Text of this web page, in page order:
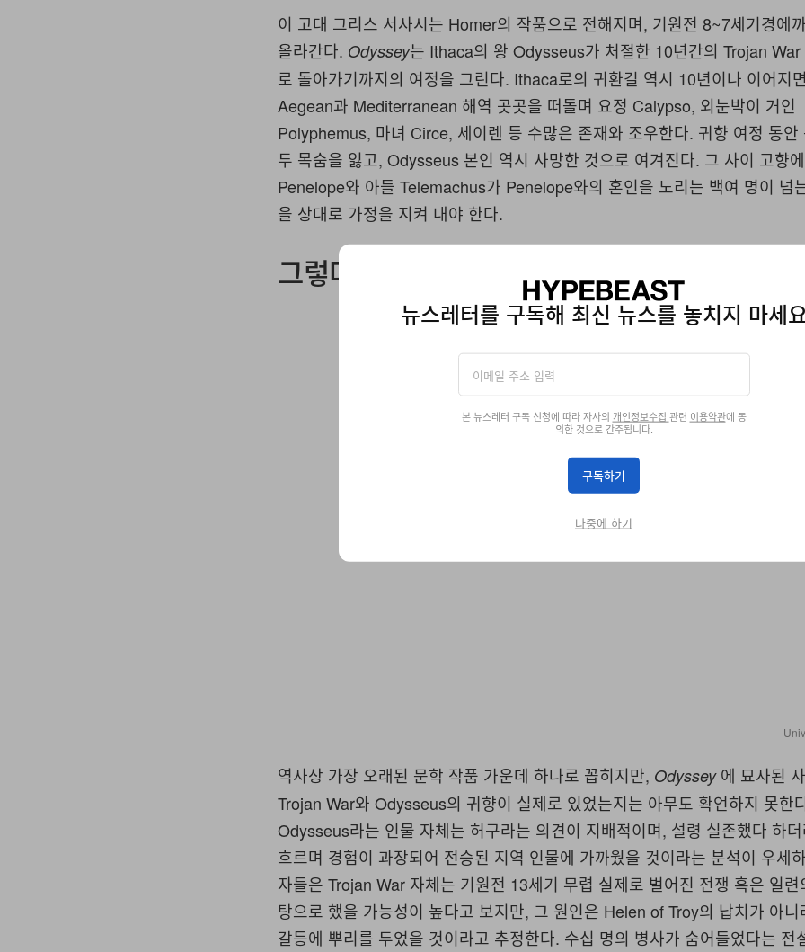
이 고대 그리스 서사시는 Homer의 작품으로 전해지며, 기원전 8~7세기경에
올라간다. Odyssey는 Ithaca의 왕 Odysseus가 처절한 10년간의 Trojan War
로 돌아가기까지의 여정을 그린다. Ithaca로의 귀환길 역시 10년이나 이어지
Aegean과 Mediterranean 해역 곳곳을 떠돌며 요정 Calypso, 외눈박이 거인
Polyphemus, 마녀 Circe, 세이렌 등 수많은 존재와 조우한다. 귀향 여정 동안
두 목숨을 잃고, Odysseus 본인 역시 사망한 것으로 여겨진다. 그 사이 고향
Penelope와 아들 Telemachus가 Penelope와의 혼인을 노리는 백여 명이 넘
을 상대로 가정을 지켜 내야 한다.
그렇다면 The Odyssey는 실화일까?
역사상 가장 오래된 문학 작품 가운데 하나로 꼽히지만, Odyssey 에 묘사된
Trojan War와 Odysseus의 귀향이 실제로 있었는지는 아무도 확언하지 못한
Odysseus라는 인물 자체는 허구라는 의견이 지배적이며, 설령 실존했다 하
흐르며 경험이 과장되어 전승된 지역 인물에 가까웠을 것이라는 분석이 우세
자들은 Trojan War 자체는 기원전 13세기 무렵 실제로 벌어진 전쟁 혹은 일련
탕으로 했을 가능성이 높다고 보지만, 그 원인은 Helen of Troy의 납치가 아니
갈등에 뿌리를 두었을 것이라고 추정한다. 수십 명의 병사가 숨어들었다는 전
뉴스레터를 구독해 최신 뉴스를 놓치지 마세
본 뉴스레터 구독 신청에 따라 자사의 개인정보수집 관련 이용약관에 동
의한 것으로 간주됩니다.
구독하기
나중에 하기